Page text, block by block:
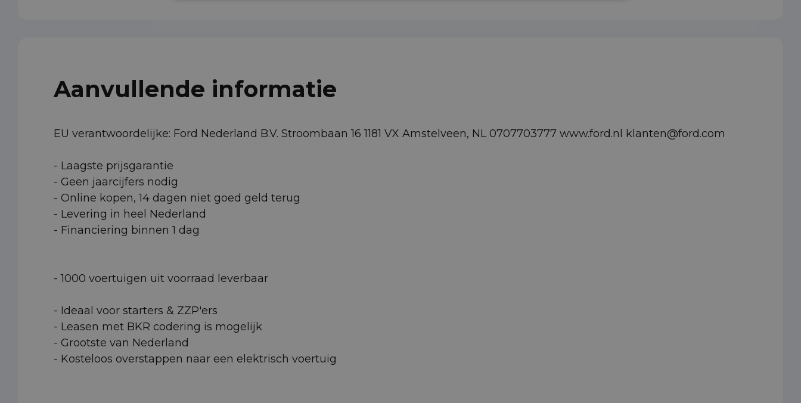
Aanvullende informatie
EU verantwoordelijke: Ford Nederland B.V. Stroombaan 16 1181 VX Amstelveen, NL 0707703777 www.ford.nl klanten@ford.com
- Laagste prijsgarantie
- Geen jaarcijfers nodig
- Online kopen, 14 dagen niet goed geld terug
- Levering in heel Nederland
- Financiering binnen 1 dag
- 1000 voertuigen uit voorraad leverbaar
- Ideaal voor starters & ZZP'ers
- Leasen met BKR codering is mogelijk
- Grootste van Nederland
- Kosteloos overstappen naar een elektrisch voertuig